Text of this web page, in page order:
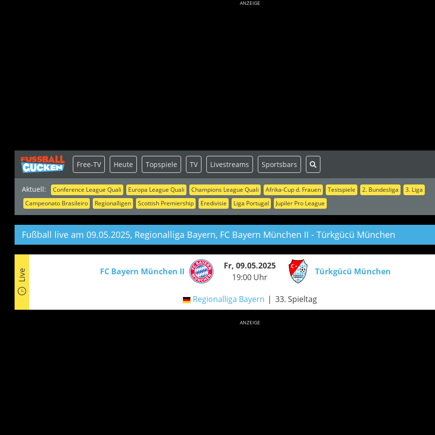
ANZEIGE
Aktuell: Conference League Quali Europa League Quali Champions League Quali Afrika-Cup d. Frauen Testspiele 2. Bundesliga
3. Liga
Campeonato Brasileiro
Regionalligen Scottish Premiership Eredivisie Liga Portugal Jupiler Pro League
Free-TV Heute Topspiele TV Livestreams Sportsbars
Fußball live am 09.05.2025, Regionalliga Bayern, FC Bayern München II - Türkgücü München
Live FC Bayern München II
Fr, 09.05.2025
19:00 Uhr
Türkgücü München
Regionalliga Bayern 33. Spieltag
ANZEIGE